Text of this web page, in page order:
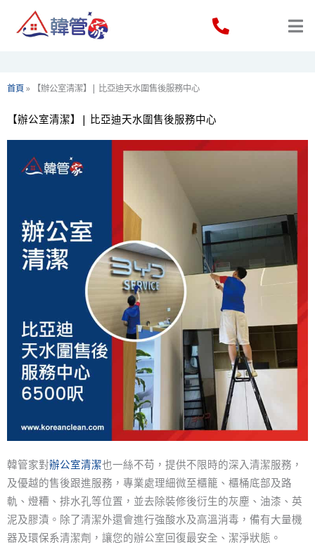
首頁» 【辦公室清潔】| 比亞迪天水圍售後服務中心
【辦公室清潔】| 比亞迪天水圍售後服務中心
韓管家對辦公室清潔也一絲不苟，提供不限時的深入清潔服務，
及優越的售後跟進服務，專業處理細微至櫃籠、櫃桶底部及路
軌、燈糟、排水孔等位置，並去除裝修後衍生的灰塵、油漆、英
泥及膠漬。除了清潔外還會進行強酸水及高溫消毒，備有大量機
器及環保系清潔劑，讓您的辦公室回復最安全、潔淨狀態。